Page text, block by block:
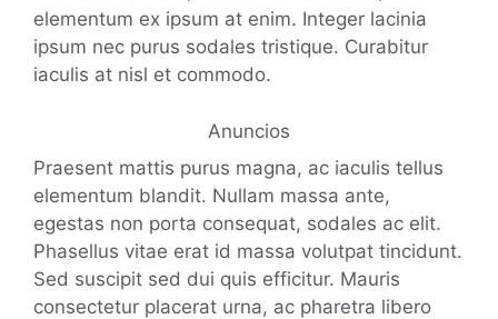
elementum ex ipsum at enim. Integer lacinia
ipsum nec purus sodales tristique. Curabitur
iaculis at nisl et commodo.
Anuncios
Praesent mattis purus magna, ac iaculis tellus
elementum blandit. Nullam massa ante,
egestas non porta consequat, sodales ac elit.
Phasellus vitae erat id massa volutpat tincidunt.
Sed suscipit sed dui quis efficitur. Mauris
consectetur placerat urna, ac pharetra libero